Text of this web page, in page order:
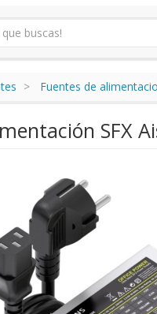
Fuentes de
SFX